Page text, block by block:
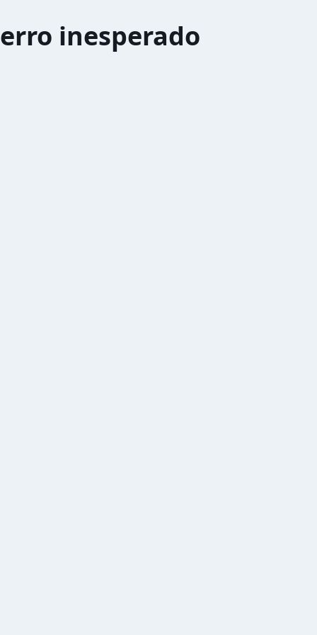
erro inesperado